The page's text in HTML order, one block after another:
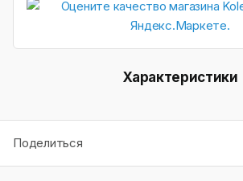
Характеристики
Поделиться